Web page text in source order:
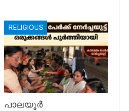
RELIGIOUS
പാലയൂർ